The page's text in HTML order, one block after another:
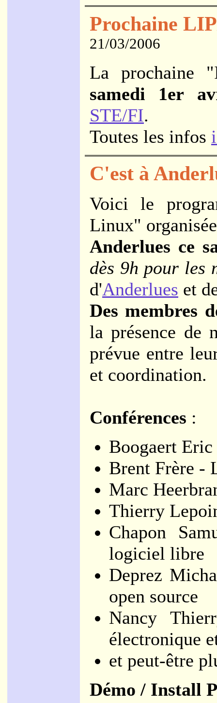
Prochaine
21/03/2006
La prochaine
samedi 1er
STE/FI.
Toutes les infos
C'est à
Voici le
Linux"
Anderlues ce
dès 9h pour les
d'Anderlues et
Des membres
la présence de
prévue entre
et coordination.
Conférences :
Boogaert
Brent Frère -
Marc
Thierry
Chapon
logiciel libre
Deprez
open source
Nancy
électronique
et peut-être
Démo / Install